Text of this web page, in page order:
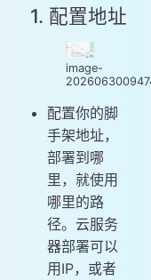
1. 配置地址
image-
配置你的脚
手架地址，
部署到哪
里，就使用
哪里的路
径。云服务
器部署可以
用IP，或者